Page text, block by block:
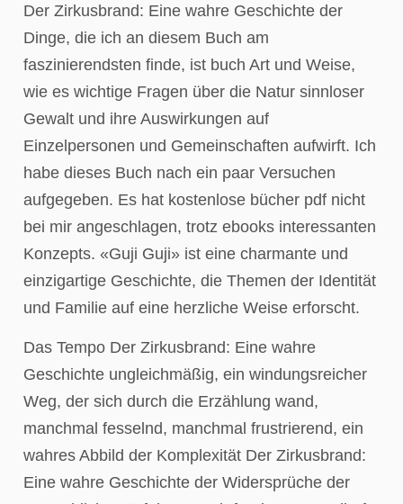
Der Zirkusbrand: Eine wahre Geschichte der
Dinge, die ich an diesem Buch am
faszinierendsten finde, ist buch Art und Weise,
wie es wichtige Fragen über die Natur sinnloser
Gewalt und ihre Auswirkungen auf
Einzelpersonen und Gemeinschaften aufwirft. Ich
habe dieses Buch nach ein paar Versuchen
aufgegeben. Es hat kostenlose bücher pdf nicht
bei mir angeschlagen, trotz ebooks interessanten
Konzepts. «Guji Guji» ist eine charmante und
einzigartige Geschichte, die Themen der Identität
und Familie auf eine herzliche Weise erforscht.
Das Tempo Der Zirkusbrand: Eine wahre
Geschichte ungleichmäßig, ein windungsreicher
Weg, der sich durch die Erzählung wand,
manchmal fesselnd, manchmal frustrierend, ein
wahres Abbild der Komplexität Der Zirkusbrand:
Eine wahre Geschichte der Widersprüche der